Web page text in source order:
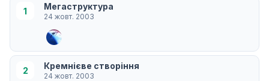
1 Мегаструктура
24 жовт. 2003
2 Кремнієве створіння
24 жовт. 2003